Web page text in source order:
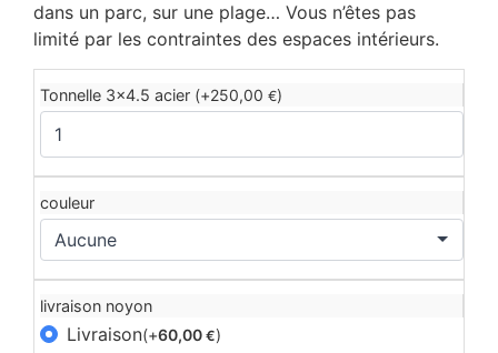
dans un parc, sur une plage… Vous n’êtes pas
limité par les contraintes des espaces intérieurs.
Tonnelle 3x4.5 acier (+250,00 €)
couleur
livraison noyon
Livraison(+60,00 €)